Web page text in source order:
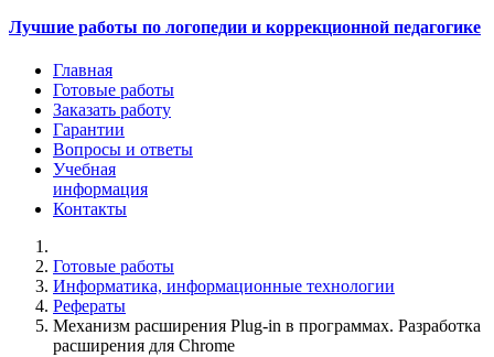
Лучшие работы по логопедии и коррекционной педагогике
Главная
Готовые работы
Заказать работу
Гарантии
Вопросы и ответы
Учебная
информация
Контакты
Готовые работы
Информатика, информационные технологии
Рефераты
Механизм расширения Plug-in в программах. Разработка
расширения для Chrome